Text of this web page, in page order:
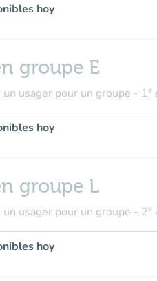
hoy
groupe E
usager pour un groupe -
hoy
groupe L
usager pour un groupe -
hoy